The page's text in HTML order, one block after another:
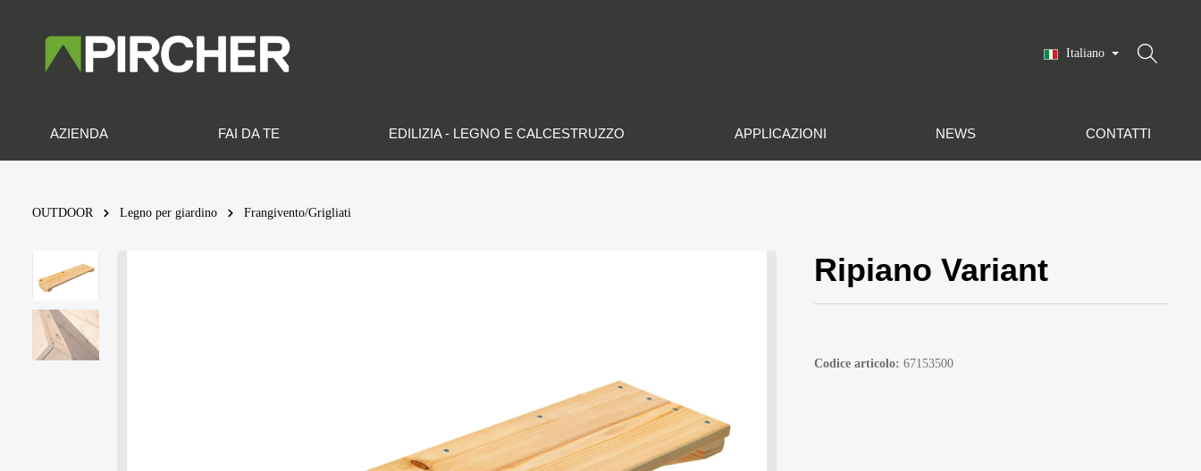
Italiano
AZIENDA FAI DA TE EDILIZIA - LEGNO E CALCESTRUZZO APPLICAZIONI NEWS CONTATTI
OUTDOOR Legno per giardino Frangivento/Grigliati
Ripiano Variant
Codice articolo: 67153500